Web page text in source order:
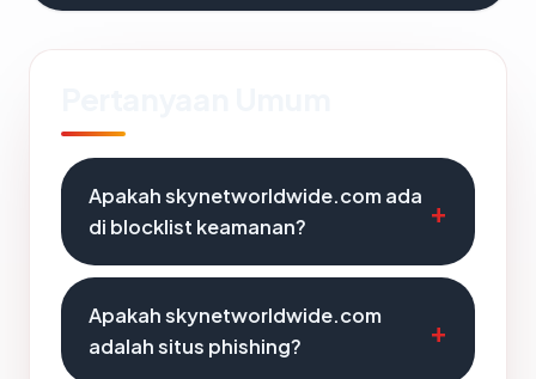
Apakah skynetworldwide.com ada
di blocklist keamanan?
Apakah skynetworldwide.com
adalah situs phishing?